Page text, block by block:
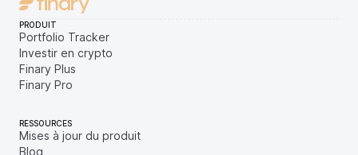
PRODUIT
Portfolio Tracker
Investir en crypto
Finary Plus
Finary Pro
RESSOURCES
Mises à jour du produit
Blog